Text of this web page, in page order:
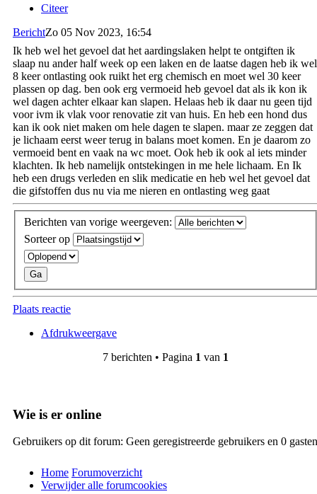
Citeer
BerichtZo 05 Nov 2023, 16:54
Ik heb wel het gevoel dat het aardingslaken helpt te ontgiften ik
slaap nu ander half week op een laken en de laatse dagen heb ik wel
8 keer ontlasting ook ruikt het erg chemisch en moet wel 30 keer
plassen op dag. ben ook erg vermoeid heb gevoel dat als ik kon ik
wel dagen achter elkaar kan slapen. Helaas heb ik daar nu geen tijd
voor ivm ik vlak voor renovatie zit van huis. En heb een hond dus
kan ik ook niet maken om hele dagen te slapen. maar ze zeggen dat
je lichaam eerst weer terug in balans moet komen. En je daarom zo
vermoeid bent en vaak na wc moet. Ook heb ik ook al iets minder
klachten. Ik heb namelijk ontstekingen in me hele lichaam. En Ik
heb een drugs verleden en slik medicatie en heb wel het gevoel dat
die gifstoffen dus nu via me nieren en ontlasting weg gaat
Berichten van vorige weergeven:
Sorteer op
Plaats reactie
Afdrukweergave
7 berichten • Pagina 1 van 1
Wie is er online
Gebruikers op dit forum: Geen geregistreerde gebruikers en 0 gasten
Home Forumoverzicht
Verwijder alle forumcookies